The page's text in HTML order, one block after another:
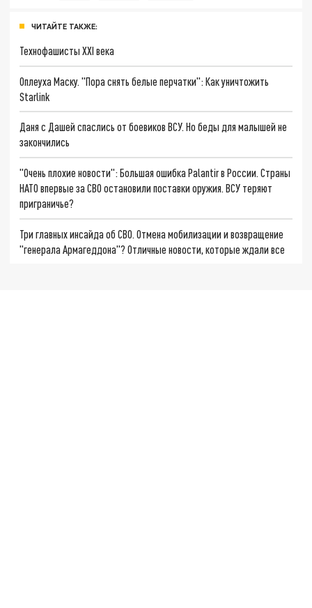
ЧИТАЙТЕ ТАКЖЕ:
Технофашисты XXI века
Оплеуха Маску. "Пора снять белые перчатки": Как уничтожить
Starlink
Даня с Дашей спаслись от боевиков ВСУ. Но беды для малышей не
закончились
"Очень плохие новости": Большая ошибка Palantir в России. Страны
НАТО впервые за СВО остановили поставки оружия. ВСУ теряют
приграничье?
Три главных инсайда об СВО. Отмена мобилизации и возвращение
"генерала Армагеддона"? Отличные новости, которые ждали все